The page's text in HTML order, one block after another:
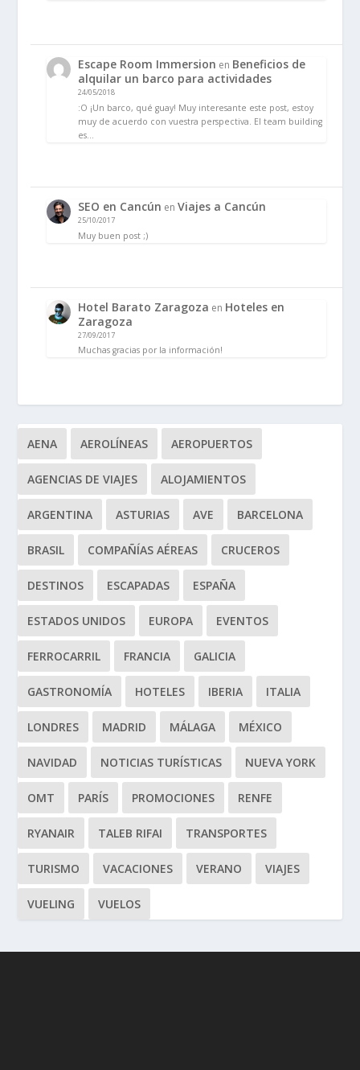
Escape Room Immersion en Beneficios de
alquilar un barco para actividades
24/05/2018
:O ¡Un barco, qué guay! Muy interesante este post, estoy
muy de acuerdo con vuestra perspectiva. El team building
es…
SEO en Cancún enViajes a Cancún
25/10/2017
Muy buen post ;)
Hotel Barato Zaragoza en Hoteles en
Zaragoza
27/09/2017
Muchas gracias por la información!
AENA AEROLÍNEAS AEROPUERTOS
AGENCIAS DE VIAJES ALOJAMIENTOS
ARGENTINA ASTURIAS AVE BARCELONA
BRASIL COMPAÑÍAS AÉREAS CRUCEROS
DESTINOS ESCAPADAS ESPAÑA
ESTADOS UNIDOS EUROPA EVENTOS
FERROCARRIL FRANCIA GALICIA
GASTRONOMÍA HOTELES IBERIA ITALIA
LONDRES MADRID MÁLAGA MÉXICO
NAVIDAD NOTICIAS TURÍSTICAS NUEVA YORK
OMT PARÍS PROMOCIONES RENFE
RYANAIR TALEB RIFAI TRANSPORTES
TURISMO VACACIONES VERANO VIAJES
VUELING VUELOS